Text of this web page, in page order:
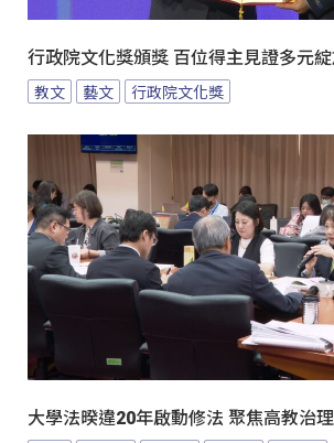
行政院文化獎頒獎 百位得主見證多元
教文 藝文 行政院文化獎
大學法暌違20年啟動修法 聚焦高教治理